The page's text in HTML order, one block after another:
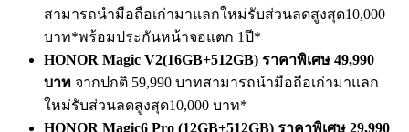
สามารถนำมือถือเก่ามาแลกใหม่รับส่วนลดสูงสุด10,000
บาท*พร้อมประกันหน้าจอแตก 1ปี*
HONOR Magic V2(16GB+512GB) ราคาพิเศษ 49,990
บาท จากปกติ 59,990 บาทสามารถนำมือถือเก่ามาแลก
ใหม่รับส่วนลดสูงสุด10,000 บาท*
HONOR Magic6 Pro (12GB+512GB) ราคาพิเศษ 29,990